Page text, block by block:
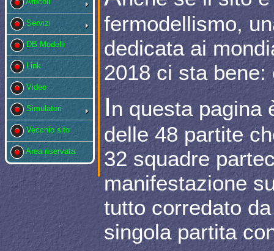
Articoli
Servizi
DB Modelli
Link
Video
Simulatori
Vecchio sito
Area riservata
fermodellismo,
dedicata ai
2018 ci sta bene:
In questa pagina
delle 48 partite
32 squadre
manifestazione
tutto corredato
singola partita